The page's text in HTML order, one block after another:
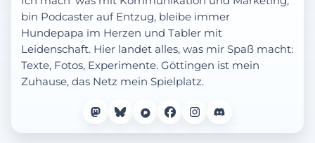
bin Podcaster auf Entzug, bleibe immer
Hundepapa im Herzen und Tabler mit
Leidenschaft. Hier landet alles, was mir Spaß macht:
Texte, Fotos, Experimente. Göttingen ist mein
Zuhause, das Netz mein Spielplatz.